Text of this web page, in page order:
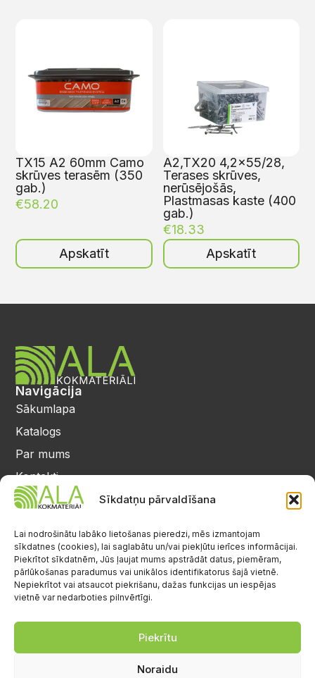
Sīkdatņu pārvaldīšana
Lai nodrošinātu labāko lietošanas pieredzi, mēs izmantojam
sīkdatnes (cookies), lai saglabātu un/vai piekļūtu ierīces informācijai.
Piekrītot sīkdatnēm, Jūs ļaujat mums apstrādāt datus, piemēram,
pārlūkošanas paradumus vai unikālos identifikatorus šajā vietnē.
Nepiekrītot vai atsaucot piekrišanu, dažas funkcijas un iespējas
vietnē var nedarboties pilnvērtīgi.
Piekrītu
Noraidu
TX15 A2 60mm Camo
skrūves terasēm (350
gab.)
€58.20
Apskatīt
A2,TX20 4,2×55/28,
Terases skrūves,
nerūsējošās,
Plastmasas kaste (400
gab.)
€18.33
Apskatīt
Navigācija
Sākumlapa
Katalogs
Par mums
Kontakti
Privātuma politika
25 64 17 98
info@alalignea.lv
Daugavas iela 28, Mārupe
Facebook
S.-Sv.: brīvs